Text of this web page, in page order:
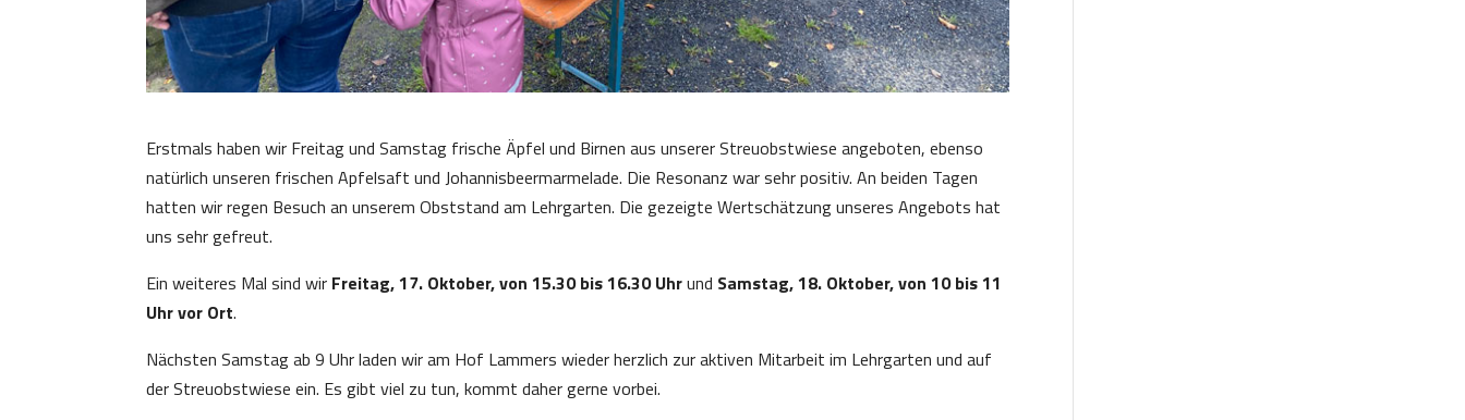
Erstmals haben wir Freitag und Samstag frische Äpfel und Birnen aus unserer Streuobstwiese angeboten, ebenso
natürlich unseren frischen Apfelsaft und Johannisbeermarmelade. Die Resonanz war sehr positiv. An beiden Tagen
hatten wir regen Besuch an unserem Obststand am Lehrgarten. Die gezeigte Wertschätzung unseres Angebots hat
uns sehr gefreut.
Ein weiteres Mal sind wir Freitag, 17. Oktober, von 15.30 bis 16.30 Uhrund Samstag, 18. Oktober, von 10 bis 11
Uhr vor Ort.
Nächsten Samstag ab 9 Uhr laden wir am Hof Lammers wieder herzlich zur aktiven Mitarbeit im Lehrgarten und auf
der Streuobstwiese ein. Es gibt viel zu tun, kommt daher gerne vorbei.